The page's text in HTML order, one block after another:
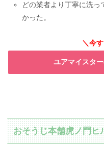
どの業者より丁寧に洗っ
かった。
＼今
ユアマイスタ
おそうじ本舗虎ノ門ヒ